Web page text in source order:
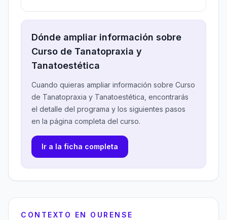
Dónde ampliar información sobre
Curso de Tanatopraxia y
Tanatoestética
Cuando quieras ampliar información sobre Curso
de Tanatopraxia y Tanatoestética, encontrarás
el detalle del programa y los siguientes pasos
en la página completa del curso.
Ir a la ficha completa
CONTEXTO EN OURENSE